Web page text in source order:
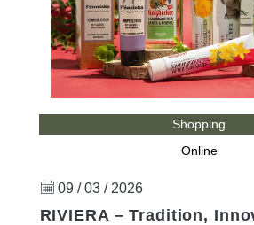
Shopping
Online
09 / 03 / 2026
RIVIERA – Tradition,